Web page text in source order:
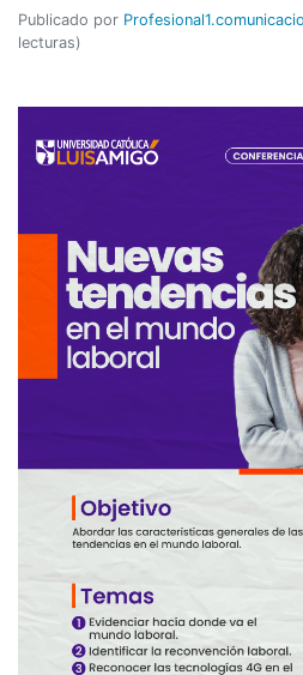
Publicado por
lecturas)